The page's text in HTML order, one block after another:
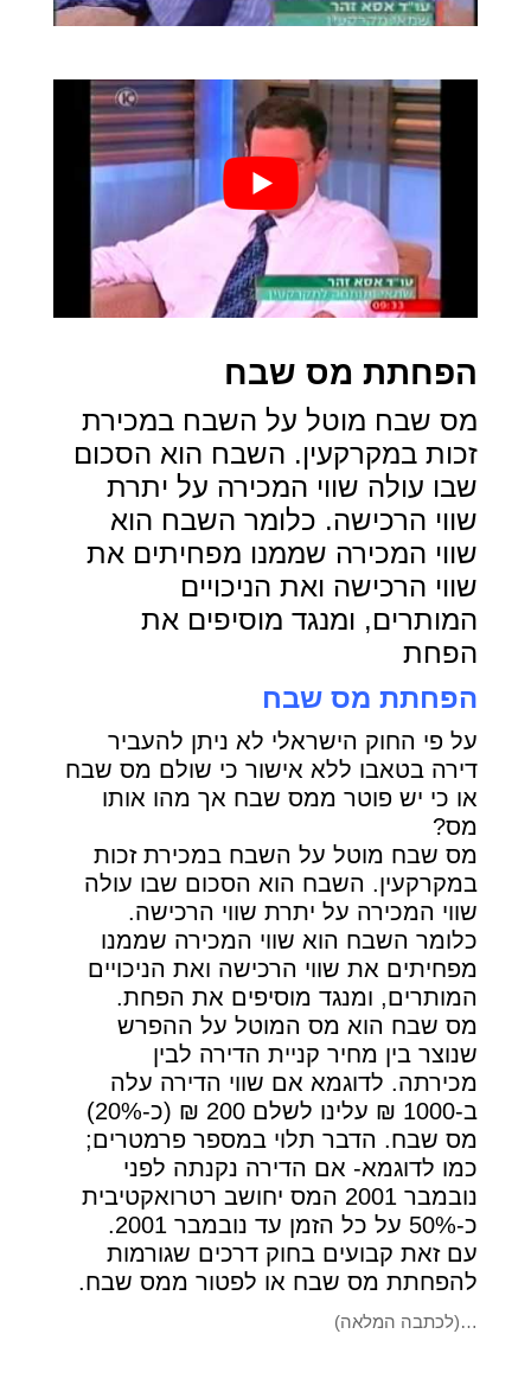
הפחתת מס שבח
מס שבח מוטל על השבח במכירת
זכות במקרקעין. השבח הוא הסכום
שבו עולה שווי המכירה על יתרת
שווי הרכישה. כלומר השבח הוא
שווי המכירה שממנו מפחיתים את
שווי הרכישה ואת הניכויים
המותרים, ומנגד מוסיפים את
הפחת
הפחתת מס שבח
על פי החוק הישראלי לא ניתן להעביר
דירה בטאבו ללא אישור כי שולם מס שבח
או כי יש פוטר ממס שבח אך מהו אותו
מס?
מס שבח מוטל על השבח במכירת זכות
במקרקעין. השבח הוא הסכום שבו עולה
שווי המכירה על יתרת שווי הרכישה.
כלומר השבח הוא שווי המכירה שממנו
מפחיתים את שווי הרכישה ואת הניכויים
המותרים, ומנגד מוסיפים את הפחת.
מס שבח הוא מס המוטל על ההפרש
שנוצר בין מחיר קניית הדירה לבין
מכירתה. לדוגמא אם שווי הדירה עלה
ב-1000 ₪ עלינו לשלם 200 ₪ (כ-20%)
מס שבח. הדבר תלוי במספר פרמטרים;
כמו לדוגמא- אם הדירה נקנתה לפני
נובמבר 2001 המס יחושב רטרואקטיבית
כ-50% על כל הזמן עד נובמבר 2001.
עם זאת קבועים בחוק דרכים שגורמות
להפחתת מס שבח או לפטור ממס שבח.
…(לכתבה המלאה)